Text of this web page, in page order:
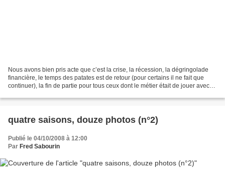
Nous avons bien pris acte que c’est la crise, la récession, la dégringolade
financière, le temps des patates est de retour (pour certains il ne fait que
continuer), la fin de partie pour tous ceux dont le métier était de jouer avec
quatre saisons, douze photos (n°2)
Publié le 04/10/2008 à 12:00
Par Fred Sabourin